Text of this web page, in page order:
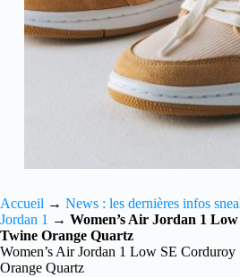
Accueil → News : les dernières infos
Jordan 1 → Women’s Air Jordan 1
Twine Orange Quartz
Women’s Air Jordan 1 Low SE Corduroy
Orange Quartz